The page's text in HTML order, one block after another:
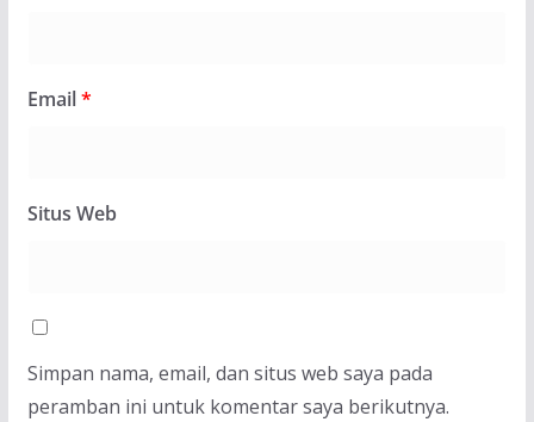
Email*
Situs Web
Simpan nama, email, dan situs web saya pada
peramban ini untuk komentar saya berikutnya.